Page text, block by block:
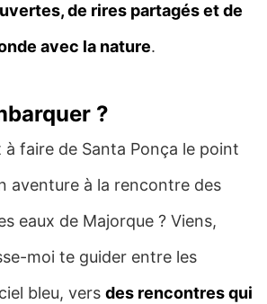
de rires partagés et de
avec la nature.
?
faire de Santa Ponça le point
aventure à la rencontre des
eaux de Majorque ? Viens,
moi te guider entre les
bleu, vers des rencontres qui